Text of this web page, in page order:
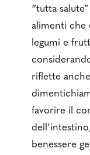
“tutta
alimenti che
legumi e
riflette
favorire il
benessere